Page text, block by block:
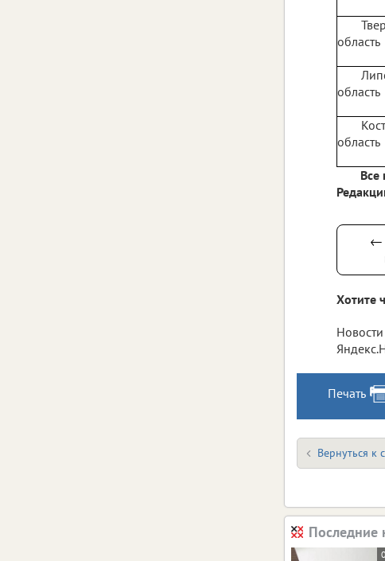
область
область
область
Все
←
Хотите
Печать
Вернуться к
Последние